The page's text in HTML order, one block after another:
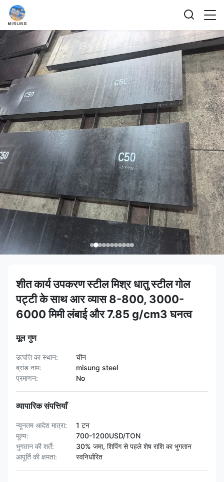
शीत कार्य उपकरण स्टील मिश्र धातु स्टील गोल
पट्टी के साथ आर व्यास 8-800, 3000-
6000 मिमी लंबाई और 7.85 g/cm3 घनत्व
मूल गुण
उत्पत्ति का स्थान:
चीन
ब्रांड नाम:
misung steel
प्रमाणन:
No
व्यापारिक संपत्तियाँ
न्यूनतम आदेश मात्रा:
1 टन
मूल्य:
700-1200USD/TON
भुगतान की शर्तें:
30% जमा, शिपिंग से पहले शेष राशि का भुगतान
आपूर्ति की क्षमता:
स्वनिर्धारित